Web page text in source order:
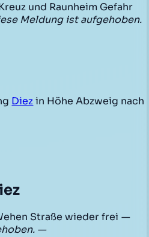
und Raunheim Gefahr
Meldung ist aufgehoben.
Diezin Höhe Abzweig nach
Straße wieder frei —
—